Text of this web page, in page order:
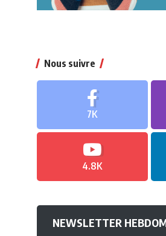
Nous suivre
7K
4.8K
NEWSLETTER